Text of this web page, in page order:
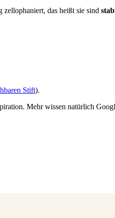
das heißt sie sind
Stift).
Mehr wissen natürlich